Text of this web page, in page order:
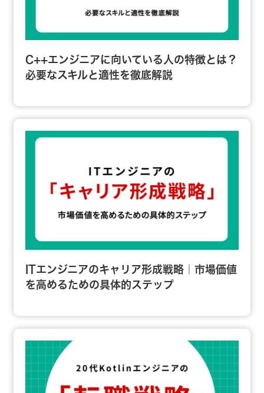
C++エンジニアに向いている人の特徴とは？
必要なスキルと適性を徹底解説
ITエンジニアのキャリア形成戦略｜市場価値
を高めるための具体的ステップ